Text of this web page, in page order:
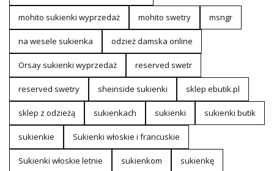
mohito sukienki wyprzedaż mohito swetry msngr
na wesele sukienka odzież damska online
Orsay sukienki wyprzedaż reserved swetr
reserved swetry sheinside sukienki sklep ebutik.pl
sklep z odzieżą sukienkach sukienki sukienki butik
sukienkie Sukienki włoskie i francuskie
Sukienki włoskie letnie sukienkom sukienkę